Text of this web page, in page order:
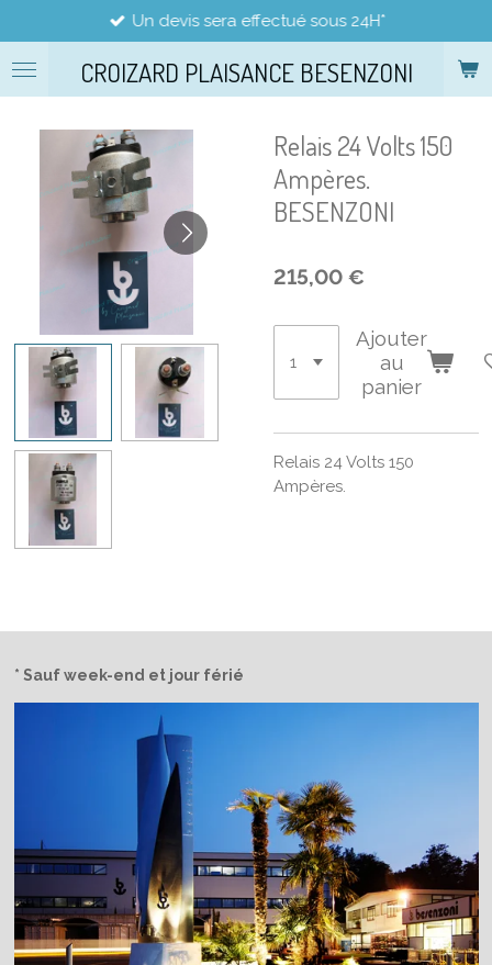
au
contenu
principal
CROIZARD PLAISANCE BESENZONI
Un devis sera effectué sous 24H*
Relais 24 Volts 150
Ampères.
BESENZONI
215,00 €
Ajouter
au
panier
Relais 24 Volts 150
Ampères.
* Sauf week-end et jour férié